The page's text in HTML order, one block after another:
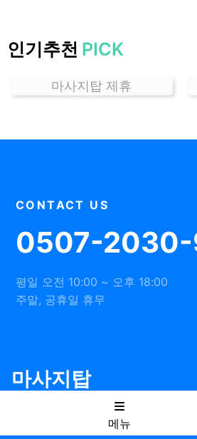
인기추천 PICK
마사지탑 제휴
CONTACT US
0507-
평일 오전 10:00 ~ 오후 18:00
주말, 공휴일 휴무
마사지탑
메뉴